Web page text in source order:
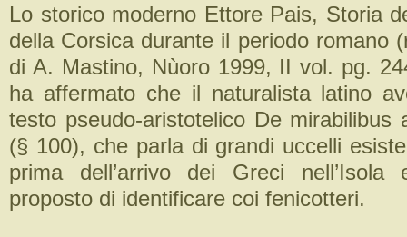
Lo storico moderno Ettore Pais, Storia
della Corsica durante il periodo romano
di A. Mastino, Nùoro 1999, II vol. pg.
ha affermato che il naturalista latino
testo pseudo-aristotelico De mirabilibus
(§ 100), che parla di grandi uccelli
prima dell’arrivo dei Greci
proposto di identificare coi fenicotteri.